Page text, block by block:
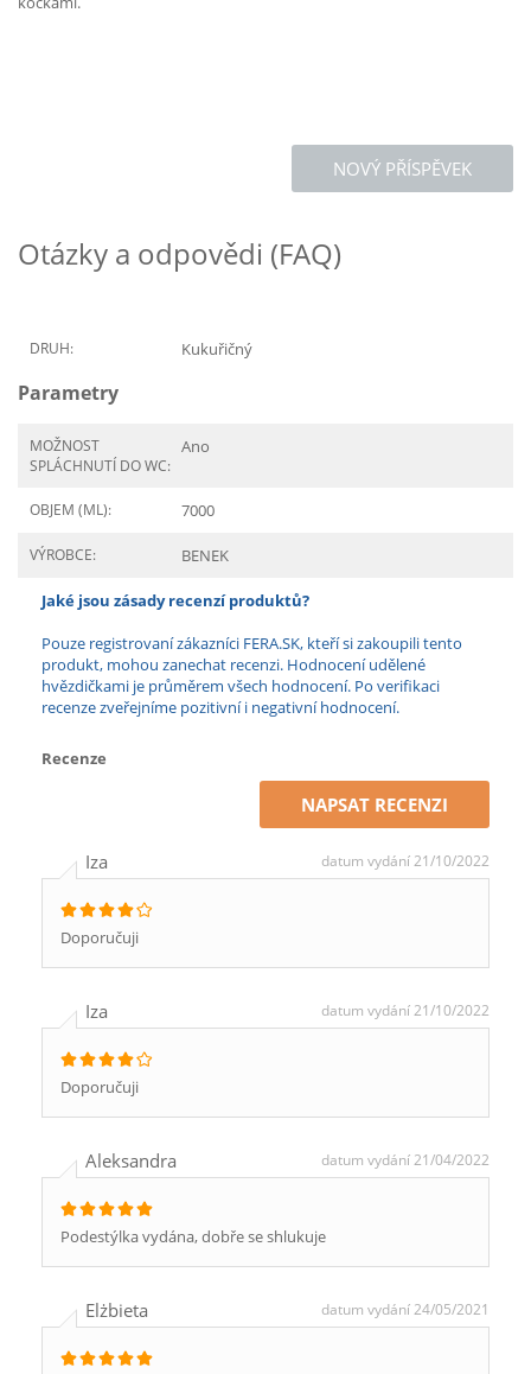
NOVÝ PŘÍSPĚVEK
Otázky a odpovědi (FAQ)
DRUH: Kukuřičný
Parametry
MOŽNOST
SPLÁCHNUTÍ DO WC:
Ano
OBJEM (ML): 7000
VÝROBCE: BENEK
Jaké jsou zásady recenzí produktů?
Pouze registrovaní zákazníci FERA.SK, kteří si zakoupili tento
produkt, mohou zanechat recenzi. Hodnocení udělené
hvězdičkami je průměrem všech hodnocení. Po verifikaci
recenze zveřejníme pozitivní i negativní hodnocení.
Recenze
NAPSAT RECENZI
Iza datum vydání 21/10/2022
Doporučuji
Iza datum vydání 21/10/2022
Doporučuji
Aleksandra datum vydání 21/04/2022
Podestýlka vydána, dobře se shlukuje
Elżbieta datum vydání 24/05/2021